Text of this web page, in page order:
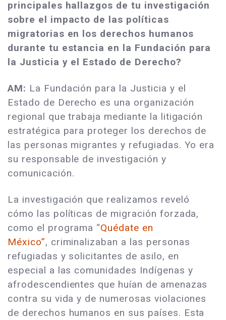
principales hallazgos de tu investigación
sobre el impacto de las políticas
migratorias en los derechos humanos
durante tu estancia en la Fundación para
la Justicia y el Estado de Derecho?
AM: La Fundación para la Justicia y el
Estado de Derecho es una organización
regional que trabaja mediante la litigación
estratégica para proteger los derechos de
las personas migrantes y refugiadas. Yo era
su responsable de investigación y
comunicación.
La investigación que realizamos reveló
cómo las políticas de migración forzada,
como el programa “Quédate en
México”, criminalizaban a las personas
refugiadas y solicitantes de asilo, en
especial a las comunidades Indígenas y
afrodescendientes que huían de amenazas
contra su vida y de numerosas violaciones
de derechos humanos en sus países. Esta